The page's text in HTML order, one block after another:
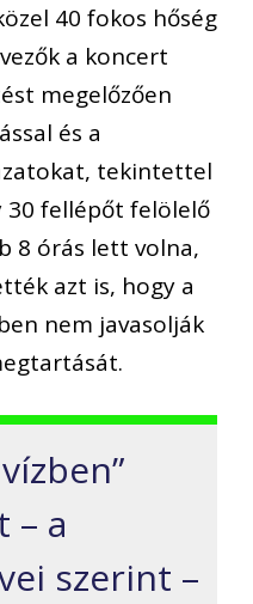
40 fokos hőség
a koncert
megelőzően
és a
tekintettel
30 fellépőt felölelő
8 órás lett volna,
azt is, hogy a
nem javasolják
– a
szerint –